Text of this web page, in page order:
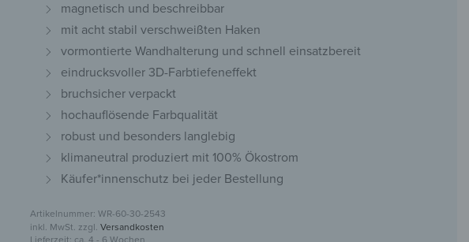
magnetisch und beschreibbar
mit acht stabil verschweißten Haken
vormontierte Wandhalterung und schnell einsatzbereit
eindrucksvoller 3D-Farbtiefeneffekt
bruchsicher verpackt
hochauflösende Farbqualität
robust und besonders langlebig
klimaneutral produziert mit 100% Ökostrom
Käufer*innenschutz bei jeder Bestellung
WR-60-30-2543
inkl. MwSt. zzgl. Versandkosten
Lieferzeit: ca. 4 - 6 Wochen